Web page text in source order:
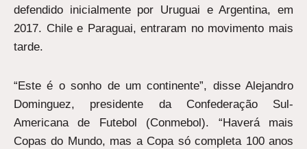
defendido inicialmente por Uruguai e Argentina, em
2017. Chile e Paraguai, entraram no movimento mais
tarde.
“Este é o sonho de um continente”, disse Alejandro
Dominguez, presidente da Confederação Sul-
Americana de Futebol (Conmebol). “Haverá mais
Copas do Mundo, mas a Copa só completa 100 anos